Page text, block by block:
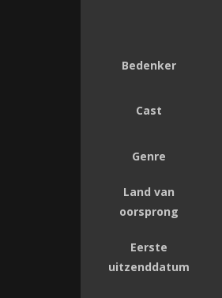
Bedenker
Cast
Genre
Land van
oorsprong
Eerste
uitzenddatum